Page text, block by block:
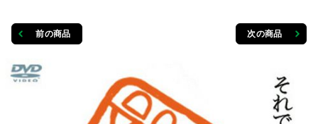
前の商品 次の商品